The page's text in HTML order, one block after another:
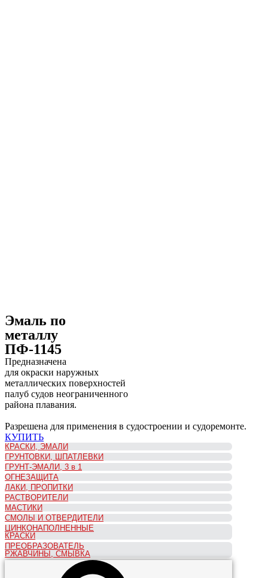
Эмаль по
металлу
ПФ-1145
Предназначена
для окраски наружных
металлических поверхностей
палуб судов неограниченного
района плавания.
Разрешена для применения в судостроении и судоремонте.
КУПИТЬ
КРАСКИ, ЭМАЛИ
ГРУНТОВКИ, ШПАТЛЕВКИ
ГРУНТ-ЭМАЛИ, 3 в 1
ОГНЕЗАЩИТА
ЛАКИ, ПРОПИТКИ
РАСТВОРИТЕЛИ
МАСТИКИ
СМОЛЫ И ОТВЕРДИТЕЛИ
ЦИНКОНАПОЛНЕННЫЕ
КРАСКИ
ПРЕОБРАЗОВАТЕЛЬ
РЖАВЧИНЫ, СМЫВКА